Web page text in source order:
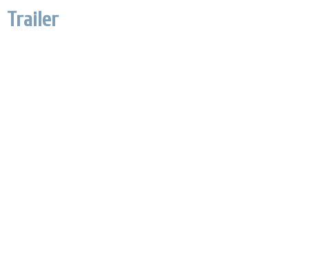
Trailer